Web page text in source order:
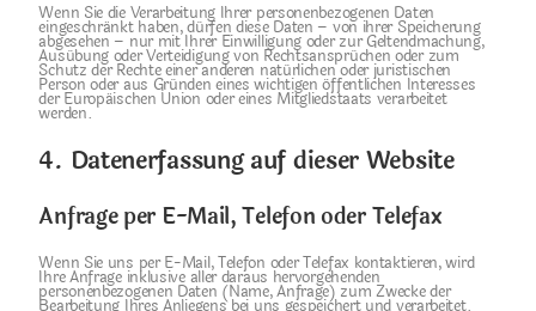
Wenn Sie die Verarbeitung Ihrer personenbezogenen Daten
eingeschränkt haben, dürfen diese Daten – von ihrer Speicherung
abgesehen – nur mit Ihrer Einwilligung oder zur Geltendmachung,
Ausübung oder Verteidigung von Rechtsansprüchen oder zum
Schutz der Rechte einer anderen natürlichen oder juristischen
Person oder aus Gründen eines wichtigen öffentlichen Interesses
der Europäischen Union oder eines Mitgliedstaats verarbeitet
werden.
4. Datenerfassung auf dieser Website
Anfrage per E-Mail, Telefon oder Telefax
Wenn Sie uns per E-Mail, Telefon oder Telefax kontaktieren, wird
Ihre Anfrage inklusive aller daraus hervorgehenden
personenbezogenen Daten (Name, Anfrage) zum Zwecke der
Bearbeitung Ihres Anliegens bei uns gespeichert und verarbeitet.